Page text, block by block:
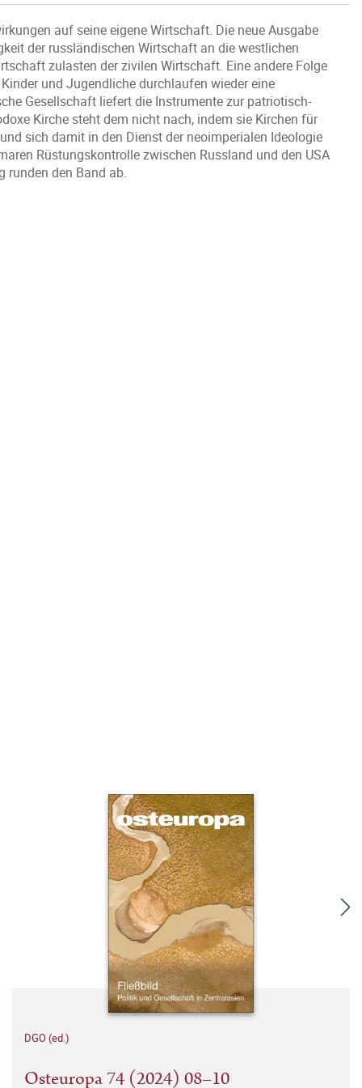
auf seine eigene Wirtschaft. Die neue Ausgabe
der russländischen Wirtschaft an die westlichen
zulasten der zivilen Wirtschaft. Eine andere Folge
und Jugendliche durchlaufen wieder eine
Gesellschaft liefert die Instrumente zur patriotisch-
Kirche steht dem nicht nach, indem sie Kirchen für
sich damit in den Dienst der neoimperialen Ideologie
Rüstungskontrolle zwischen Russland und den USA
runden den Band ab.
DGO (ed.)
Osteuropa 74 (2024) 08–10